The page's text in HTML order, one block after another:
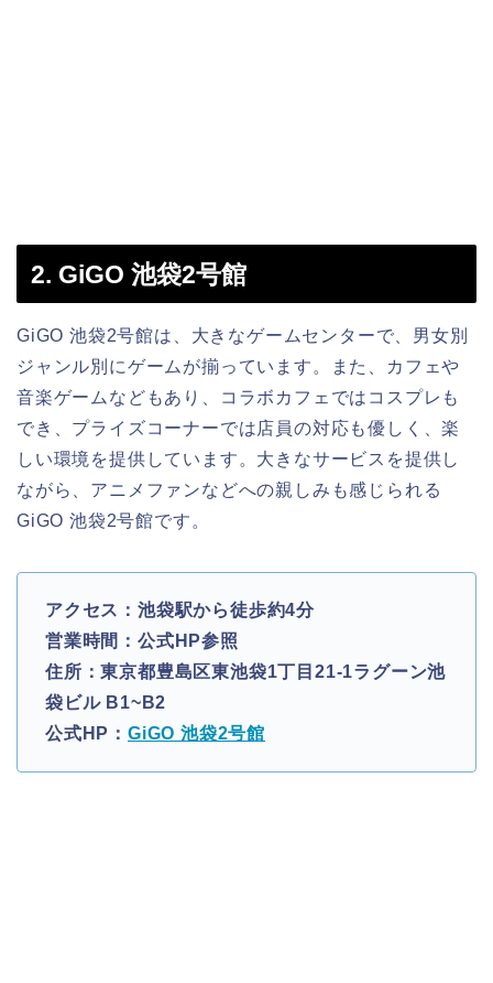
2. GiGO 池袋2号館
GiGO 池袋2号館は、大きなゲームセンターで、男女別
ジャンル別にゲームが揃っています。また、カフェや
音楽ゲームなどもあり、コラボカフェではコスプレも
でき、プライズコーナーでは店員の対応も優しく、楽
しい環境を提供しています。大きなサービスを提供し
ながら、アニメファンなどへの親しみも感じられる
GiGO 池袋2号館です。
アクセス：池袋駅から徒歩約4分
営業時間：公式HP参照
住所：東京都豊島区東池袋1丁目21-1ラグーン池
袋ビル B1~B2
公式HP： GiGO 池袋2号館